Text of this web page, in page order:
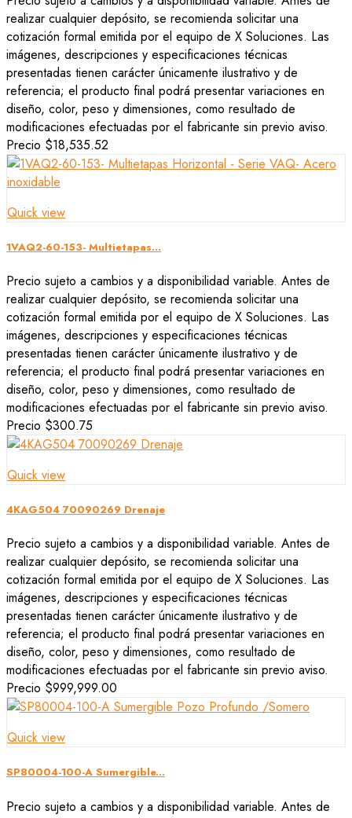
realizar cualquier depósito, se recomienda solicitar una
cotización formal emitida por el equipo de X Soluciones. Las
imágenes, descripciones y especificaciones técnicas
presentadas tienen carácter únicamente ilustrativo y de
referencia; el producto final podrá presentar variaciones en
diseño, color, peso y dimensiones, como resultado de
modificaciones efectuadas por el fabricante sin previo aviso.
Precio $18,535.52
Quick view
1VAQ2-60-153- Multietapas...
Precio sujeto a cambios y a disponibilidad variable. Antes de
realizar cualquier depósito, se recomienda solicitar una
cotización formal emitida por el equipo de X Soluciones. Las
imágenes, descripciones y especificaciones técnicas
presentadas tienen carácter únicamente ilustrativo y de
referencia; el producto final podrá presentar variaciones en
diseño, color, peso y dimensiones, como resultado de
modificaciones efectuadas por el fabricante sin previo aviso.
Precio $300.75
Quick view
4KAG504 70090269 Drenaje
Precio sujeto a cambios y a disponibilidad variable. Antes de
realizar cualquier depósito, se recomienda solicitar una
cotización formal emitida por el equipo de X Soluciones. Las
imágenes, descripciones y especificaciones técnicas
presentadas tienen carácter únicamente ilustrativo y de
referencia; el producto final podrá presentar variaciones en
diseño, color, peso y dimensiones, como resultado de
modificaciones efectuadas por el fabricante sin previo aviso.
Precio $999,999.00
Quick view
SP80004-100-A Sumergible...
Precio sujeto a cambios y a disponibilidad variable. Antes de